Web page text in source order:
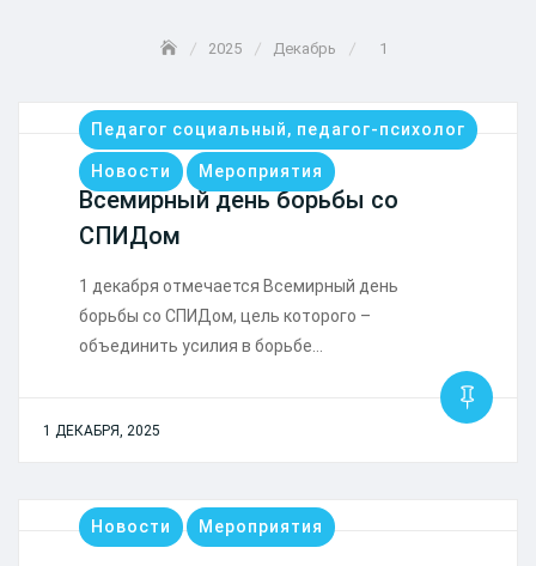
2025 Декабрь 1
Педагог социальный, педагог-психолог
Новости Мероприятия
Всемирный день борьбы со
СПИДом
1 декабря отмечается Всемирный день
борьбы со СПИДом, цель которого –
объединить усилия в борьбе…
1 ДЕКАБРЯ, 2025
Новости Мероприятия